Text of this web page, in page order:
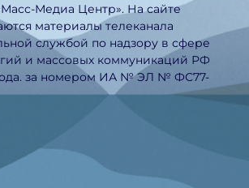
Медиа Центр». На сайте
материалы телеканала
службой по надзору в сфере
и массовых коммуникаций РФ
за номером ИА № ЭЛ № ФС77-